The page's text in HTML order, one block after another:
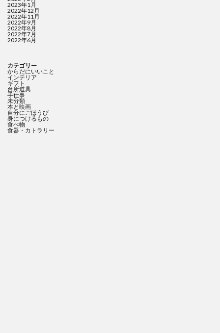
2023年1月
2022年12月
2022年11月
2022年9月
2022年8月
2022年7月
2022年6月
カテゴリー
からだにいいこと
インテリア
ギフト
台所道具
手仕事
未分類
本と映画
自分にごほうび
身につけるもの
食べ物
食器・カトラリー